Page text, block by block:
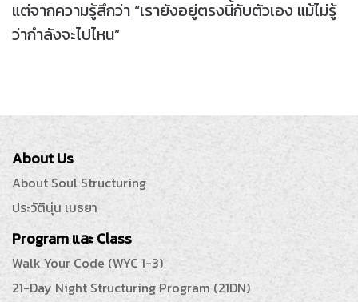
แต่จากความรู้สึกว่า “เรายังอยู่ตรงนี้กับตัวเอง แม้ไม่รู้
ว่ากำลังจะไปไหน”
About Us
About Soul Structuring
ประวัตินุ่น เมธยา
Program และ Class
Walk Your Code (WYC 1-3)
21-Day Night Structuring Program (21DN)